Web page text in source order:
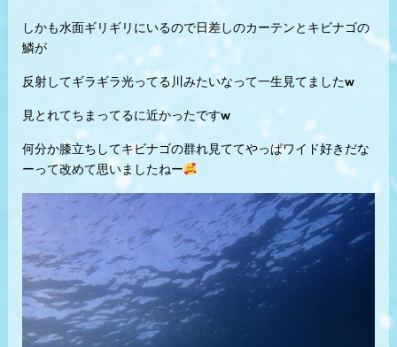
しかも水面ギリギリにいるので日差しのカーテンとキビナゴの
鱗が
反射してギラギラ光ってる川みたいなって一生見てました‪w
見とれてちまってるに近かったです‪w
何分か膝立ちしてキビナゴの群れ見ててやっぱワイド好きだな
ーって改めて思いましたねー